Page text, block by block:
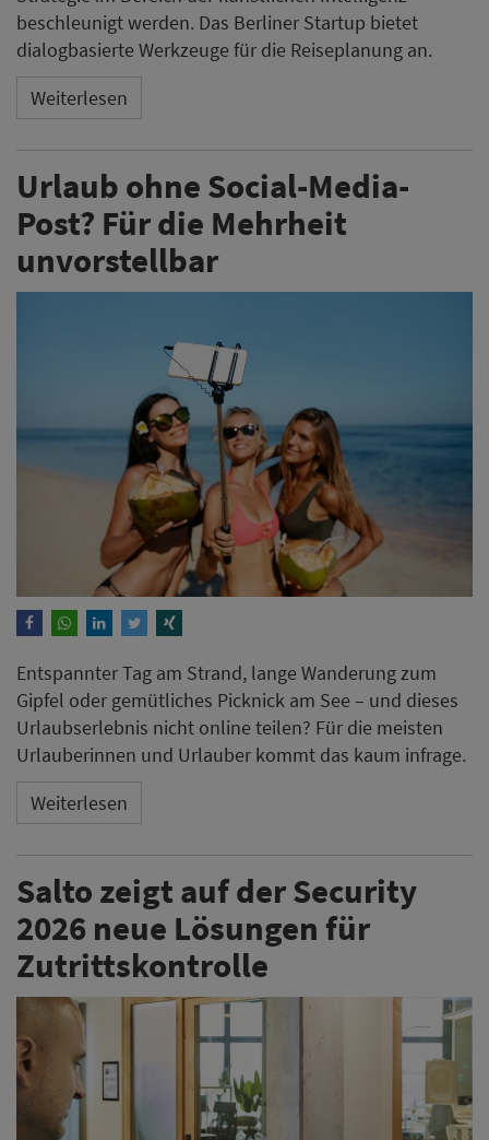
beschleunigt werden. Das Berliner Startup bietet
dialogbasierte Werkzeuge für die Reiseplanung an.
Weiterlesen
Urlaub ohne Social-Media-
Post? Für die Mehrheit
unvorstellbar
Entspannter Tag am Strand, lange Wanderung zum
Gipfel oder gemütliches Picknick am See – und dieses
Urlaubserlebnis nicht online teilen? Für die meisten
Urlauberinnen und Urlauber kommt das kaum infrage.
Weiterlesen
Salto zeigt auf der Security
2026 neue Lösungen für
Zutrittskontrolle